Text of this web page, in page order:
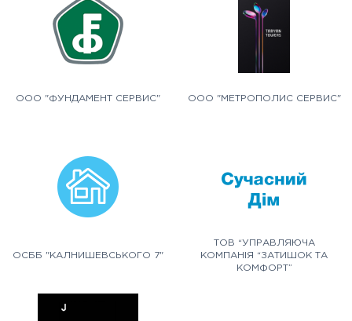
ООО "ФУНДАМЕНТ СЕРВИС" ООО "МЕТРОПОЛИС СЕРВИС"
ОСББ "КАЛНИШЕВСЬКОГО 7"
ТОВ “УПРАВЛЯЮЧА
КОМПАНІЯ “ЗАТИШОК ТА
КОМФОРТ”